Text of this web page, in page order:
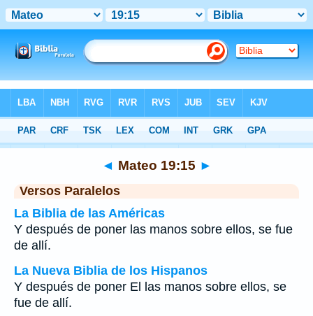
>Mateo > Capítulo 19> Verso 15
◄ Mateo 19:15 ►
Versos Paralelos
La Biblia de las Américas
Y después de poner las manos sobre ellos, se fue
de allí.
La Nueva Biblia de los Hispanos
Y después de poner El las manos sobre ellos, se
fue de allí.